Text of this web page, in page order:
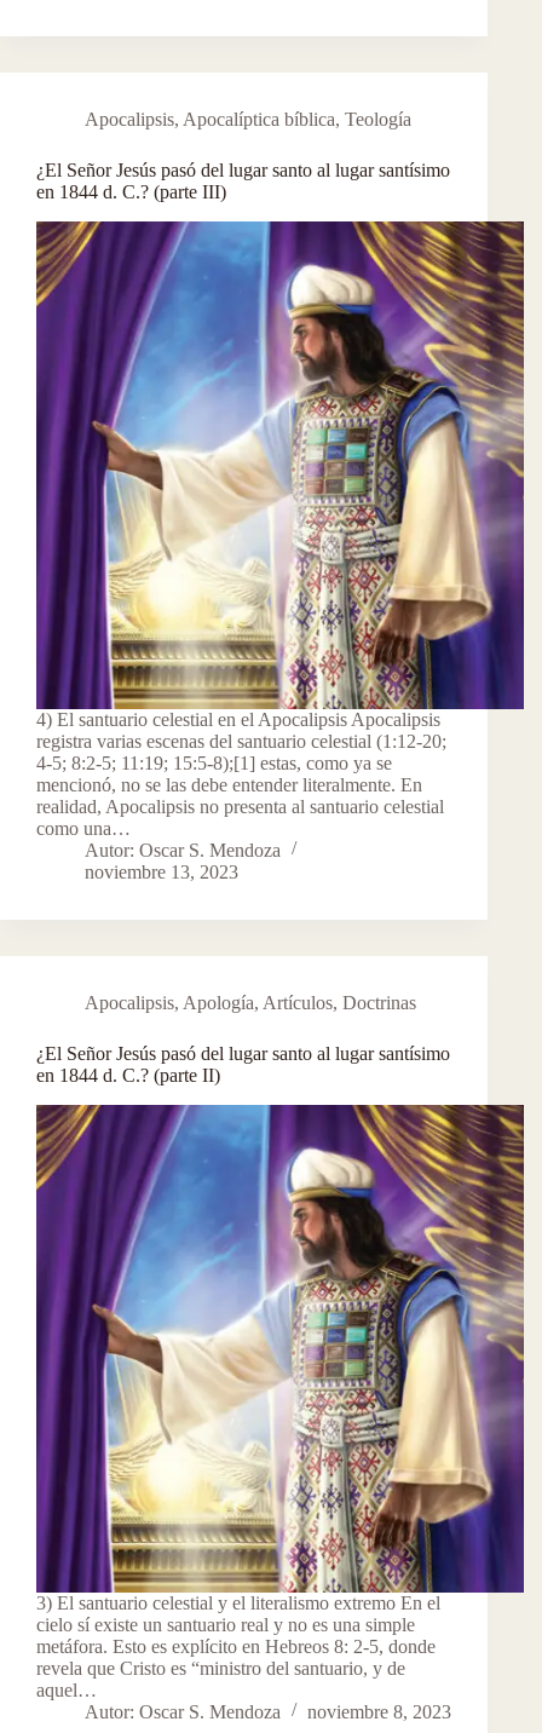
Apocalipsis, Apocalíptica bíblica, Teología
¿El Señor Jesús pasó del lugar santo al lugar santísimo
en 1844 d. C.? (parte III)
4) El santuario celestial en el Apocalipsis Apocalipsis
registra varias escenas del santuario celestial (1:12-20;
4-5; 8:2-5; 11:19; 15:5-8);[1] estas, como ya se
mencionó, no se las debe entender literalmente. En
realidad, Apocalipsis no presenta al santuario celestial
como una…
Autor: Oscar S. Mendoza
noviembre 13, 2023
Apocalipsis, Apología, Artículos, Doctrinas
¿El Señor Jesús pasó del lugar santo al lugar santísimo
en 1844 d. C.? (parte II)
3) El santuario celestial y el literalismo extremo En el
cielo sí existe un santuario real y no es una simple
metáfora. Esto es explícito en Hebreos 8: 2-5, donde
revela que Cristo es “ministro del santuario, y de
aquel…
Autor: Oscar S. Mendoza
noviembre 8, 2023